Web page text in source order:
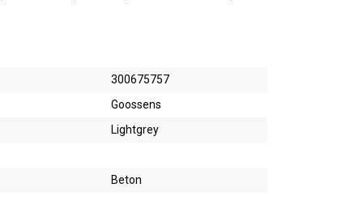
300675757
Goossens
Lightgrey
Beton